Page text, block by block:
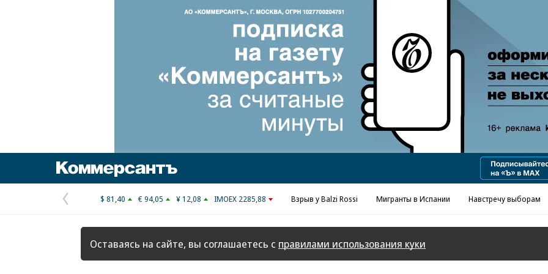
Предыдущая
страница
$ 81,40 € 94,05 ¥ 12,08 IMOEX 2285,88 Взрыв у Balzi Rossi Мигранты в Испании Навстречу выборам
Оставаясь на сайте, вы соглашаетесь с правилами использования куки